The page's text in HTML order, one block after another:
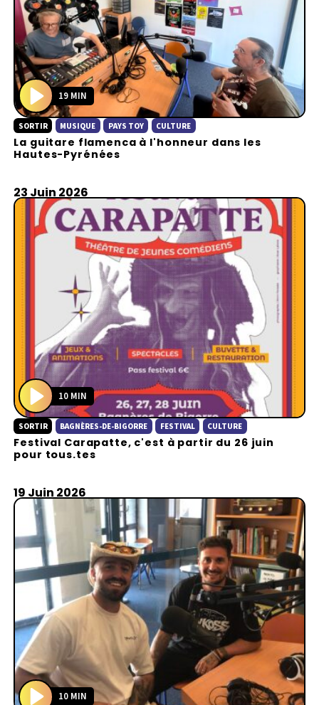
P
l
a
19 MIN
SORTIR MUSIQUE PAYS TOY CULTURE
La guitare flamenca à l'honneur dans les
Hautes-Pyrénées
23 Juin 2026
P
l
a
10 MIN
SORTIR BAGNÈRES-DE-BIGORRE FESTIVAL CULTURE
Festival Carapatte, c'est à partir du 26 juin
pour tous.tes
19 Juin 2026
10 MIN